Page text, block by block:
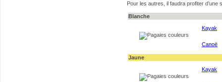
Pour les autres, il faudra profiter
Blanche
Kayak
Canoë
Jaune
Kayak